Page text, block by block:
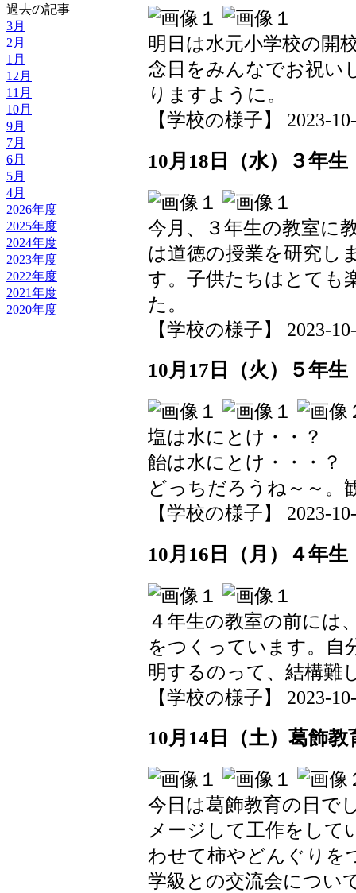
過去の記事
3月
2月
1月
12月
11月
10月
9月
7月
6月
5月
4月
2026年度
2025年度
2024年度
2023年度
2022年度
2021年度
2020年度
明日は水元小学校の開
念日をみんなでお祝い
りますように。
【学校の様子】 2023-
10月18日（水）３年
今月、３年生の教室に
は道徳の授業を研究し
す。子供たちはとても
た。
【学校の様子】 2023-
10月17日（火）５年
塩は水にとけ・・？
飴は水にとけ・・・？
どっちだろうね～～。
【学校の様子】 2023-
10月16日（月）４年
４年生の教室の前には
をつくっています。自
明するのって、結構難
【学校の様子】 2023-
10月14日（土）葛飾教
今日は葛飾教育の日で
メージして工作をして
わせて柿やどんぐりを
学級との交流会につい